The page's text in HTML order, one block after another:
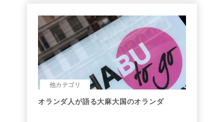
他カテゴリ
オランダ人が語る大麻大国のオランダ